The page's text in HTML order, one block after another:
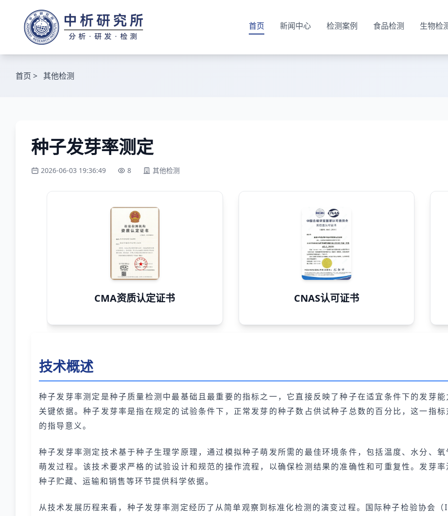
首页 新闻中心 检测案例 食品检测 生物检
首页 > 其他检测
种子发芽率测定
2026-06-03 19:36:49 8 其他检测
CMA资质认定证书 CNAS认可证书
技术概述
种子发芽率测定是种子质量检测中最基础且最重要的指标之一，它直接反映了种子在适宜条件下的发芽
关键依据。种子发芽率是指在规定的试验条件下，正常发芽的种子数占供试种子总数的百分比，这一指
的指导意义。
种子发芽率测定技术基于种子生理学原理，通过模拟种子萌发所需的最佳环境条件，包括温度、水分、
萌发过程。该技术要求严格的试验设计和规范的操作流程，以确保检测结果的准确性和可重复性。发芽
种子贮藏、运输和销售等环节提供科学依据。
从技术发展历程来看，种子发芽率测定经历了从简单观察到标准化检测的演变过程。国际种子检验协会（